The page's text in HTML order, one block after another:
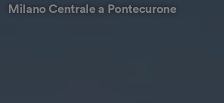
Milano Centrale a Pontecurone